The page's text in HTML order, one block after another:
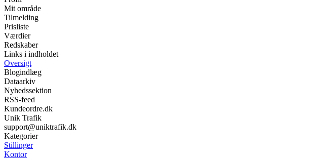
Mit område
Tilmelding
Prisliste
Værdier
Redskaber
Links i indholdet
Oversigt
Blogindlæg
Dataarkiv
Nyhedssektion
RSS-feed
Kundeordre.dk
Unik Trafik
support@uniktrafik.dk
Kategorier
Stillinger
Kontor